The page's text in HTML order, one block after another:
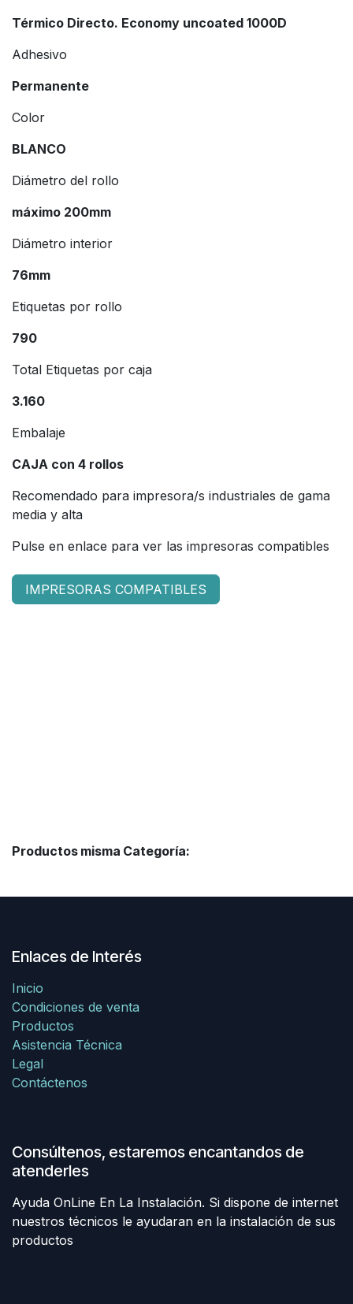
Térmico Directo. Economy uncoated 1000D
Adhesivo
Permanente
Color
BLANCO
Diámetro del rollo
máximo 200mm
Diámetro interior
76mm
Etiquetas por rollo
790
Total Etiquetas por caja
3.160
Embalaje
CAJA con 4 rollos
Recomendado para impresora/s industriales de gama
media y alta
Pulse en enlace para ver las impresoras compatibles
IMPRESORAS COMPATIBLES
Productos misma Categoría:
Enlaces de Interés
Inicio
Condiciones de venta
Productos
Asistencia Técnica
Legal
Contáctenos
Consúltenos, estaremos encantandos de
atenderles
Ayuda OnLine En La Instalación. Si dispone de internet
nuestros técnicos le ayudaran en la instalación de sus
productos